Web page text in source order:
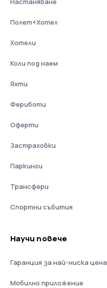
Полет+Хотел
Хотели
Коли под наем
Яхти
Фериботи
Оферти
Застраховки
Паркинги
Трансфери
Спортни събития
Научи повече
Гаранция за най-ниска цена
Мобилно приложение